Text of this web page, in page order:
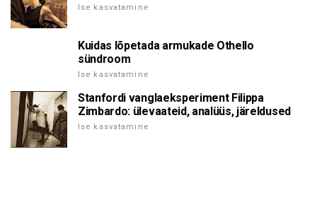
Ise kasvatamine
Kuidas lõpetada armukade Othello
sündroom
Ise kasvatamine
Stanfordi vanglaeksperiment Filippa
Zimbardo: ülevaateid, analüüs, järeldused
Ise kasvatamine